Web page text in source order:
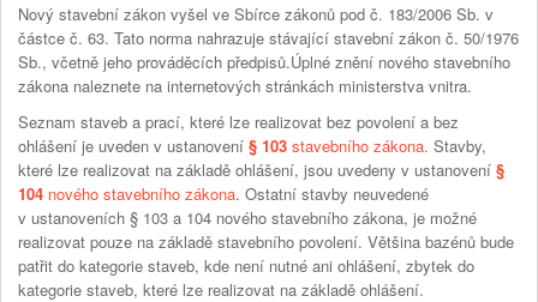
Nový stavební zákon vyšel ve Sbírce zákonů pod č. 183/2006 Sb. v
částce č. 63. Tato norma nahrazuje stávající stavební zákon č. 50/1976
Sb., včetně jeho prováděcích předpisů.Úplné znění nového stavebního
zákona naleznete na internetových stránkách ministerstva vnitra.
Seznam staveb a prací, které lze realizovat bez povolení a bez
ohlášení je uveden v ustanovení § 103 stavebního zákona. Stavby,
které lze realizovat na základě ohlášení, jsou uvedeny v ustanovení §
104 nového stavebního zákona. Ostatní stavby neuvedené
v ustanoveních § 103 a 104 nového stavebního zákona, je možné
realizovat pouze na základě stavebního povolení. Většina bazénů bude
patřit do kategorie staveb, kde není nutné ani ohlášení, zbytek do
kategorie staveb, které lze realizovat na základě ohlášení.